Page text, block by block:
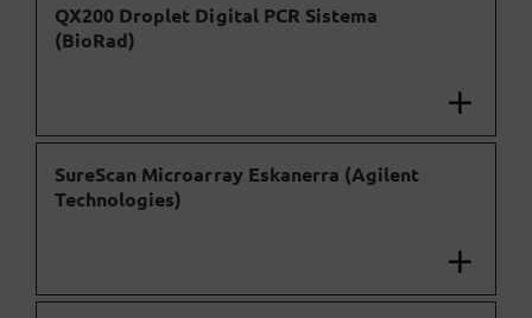
QX200 Droplet Digital PCR Sistema
(BioRad)
SureScan Microarray Eskanerra (Agilent
Technologies)